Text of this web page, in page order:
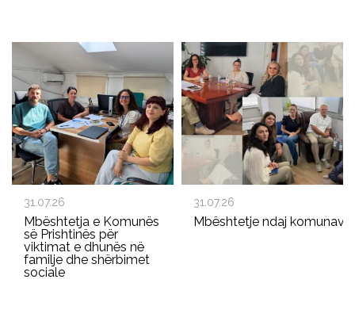
31.07.26
Mbështetja e Komunës
së Prishtinës për
viktimat e dhunës në
familje dhe shërbimet
sociale
31.07.26
Mbështetje ndaj